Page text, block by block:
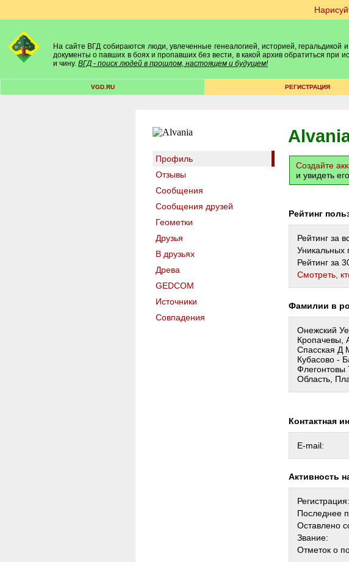
На сайте ВГД собираются люди, увлеченные генеалогией, историей, геральдикой
документы о павших в боях и пропавших без вести, в какой архив обратиться при
и чину. ВГД - поиск людей в прошлом, настоящем и будущем!
VGD.RU РЕГИСТРАЦИЯ
Профиль
Отзывы
Сообщения
Сообщения друзей
Геометки
Друзья
В друзьях
Древа
GEDCOM
Источники
Совпадения
Создайте
и увидеть
Рейтинг
Рейтинг за
Уникальных
Рейтинг за
Cмотреть,
Фамилии в
Онежский
Кропачевы,
Спасская Д
Кубасово -
Флегонтовы
Область,
Контактная
E-mail:
Активность
Регистрация:
Последнее
Оставлено
Звание:
Отметок о